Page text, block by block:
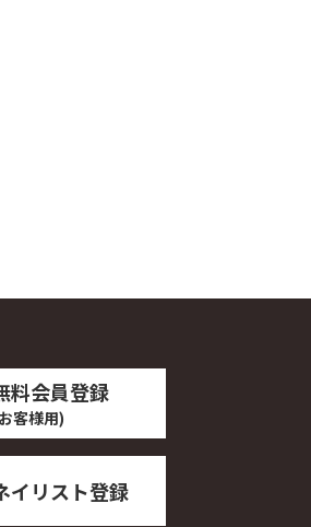
料会員登録
客様用)
イリスト登録